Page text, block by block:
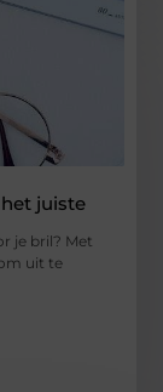
juiste
je bril? Met
uit te